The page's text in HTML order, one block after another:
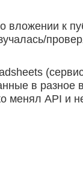
вложении к
в разное
менял API и